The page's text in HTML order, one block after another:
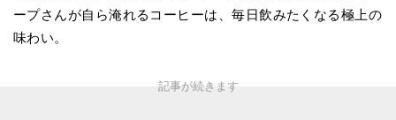
ープさんが自ら淹れるコーヒーは、毎日飲みたくなる極上の
味わい。